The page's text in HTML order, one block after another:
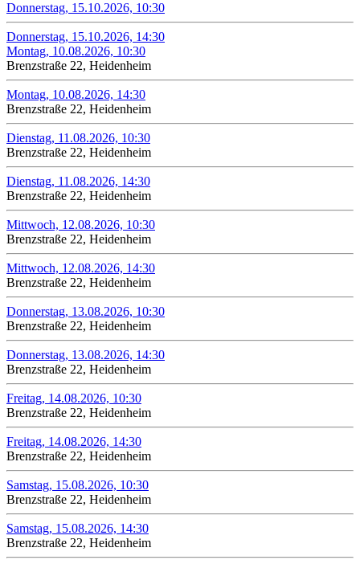
Donnerstag, 15.10.2026, 10:30
Donnerstag, 15.10.2026, 14:30
Montag, 10.08.2026, 10:30
Brenzstraße 22, Heidenheim
Montag, 10.08.2026, 14:30
Brenzstraße 22, Heidenheim
Dienstag, 11.08.2026, 10:30
Brenzstraße 22, Heidenheim
Dienstag, 11.08.2026, 14:30
Brenzstraße 22, Heidenheim
Mittwoch, 12.08.2026, 10:30
Brenzstraße 22, Heidenheim
Mittwoch, 12.08.2026, 14:30
Brenzstraße 22, Heidenheim
Donnerstag, 13.08.2026, 10:30
Brenzstraße 22, Heidenheim
Donnerstag, 13.08.2026, 14:30
Brenzstraße 22, Heidenheim
Freitag, 14.08.2026, 10:30
Brenzstraße 22, Heidenheim
Freitag, 14.08.2026, 14:30
Brenzstraße 22, Heidenheim
Samstag, 15.08.2026, 10:30
Brenzstraße 22, Heidenheim
Samstag, 15.08.2026, 14:30
Brenzstraße 22, Heidenheim